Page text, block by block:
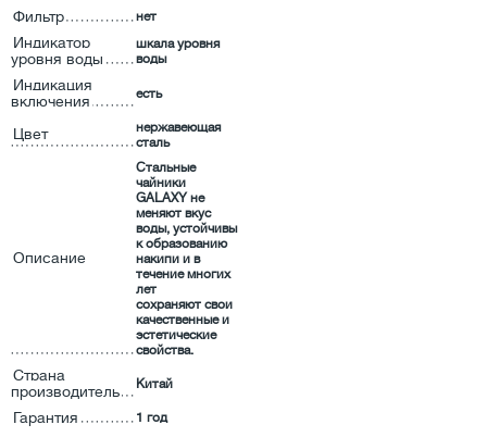
Фильтр нет
Индикатор
уровня воды
шкала уровня
воды
Индикация
включения
есть
Цвет
нержавеющая
сталь
Описание
Стальные
чайники
GALAXY не
меняют вкус
воды, устойчивы
к образованию
накипи и в
течение многих
лет
сохраняют свои
качественные и
эстетические
свойства.
Страна
производитель
Китай
Гарантия 1 год